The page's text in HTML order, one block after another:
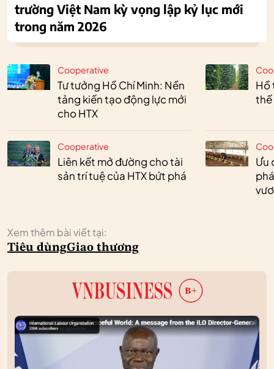
Cooperative
Tư tưởng Hồ Chí Minh: Nền
tảng kiến tạo động lực mới
cho HTX
Cooperative
Liên kết mở đường cho tài
sản trí tuệ của HTX bứt phá
Hồ
thế
Ưu
Xem thêm bài viết tại:
Tiêu dùngGiao thương
trường Việt Nam kỳ vọng lập kỷ lục mới
trong năm 2026